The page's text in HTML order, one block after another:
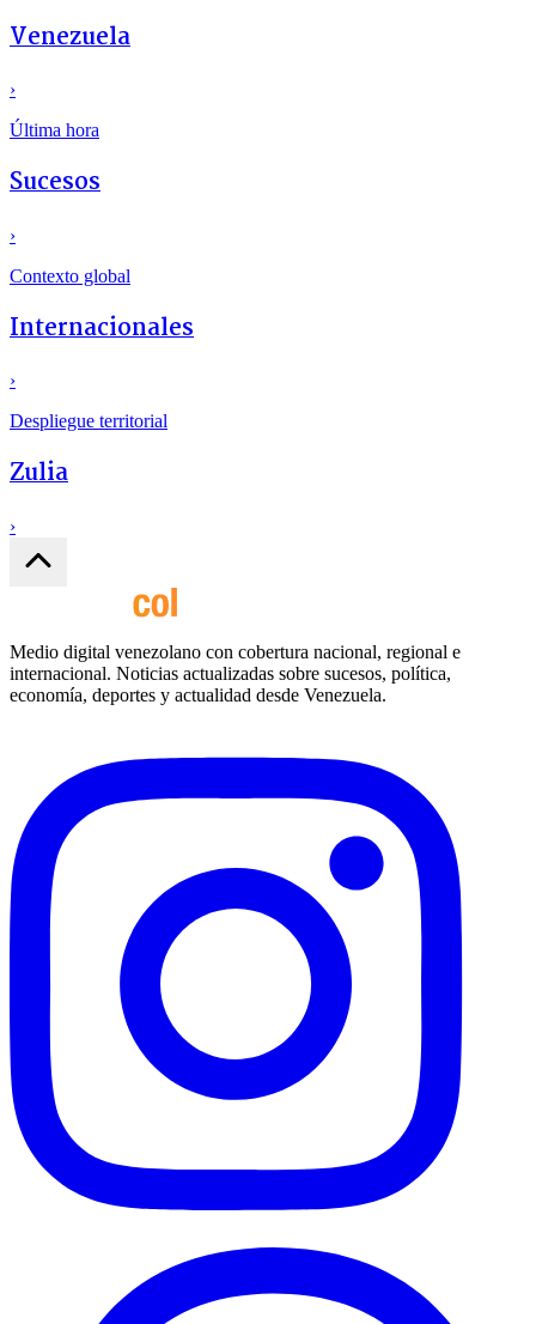
Venezuela
›
Última hora
Sucesos
›
Contexto global
Internacionales
›
Despliegue territorial
Zulia
›
Medio digital venezolano con cobertura nacional, regional e
internacional. Noticias actualizadas sobre sucesos, política,
economía, deportes y actualidad desde Venezuela.